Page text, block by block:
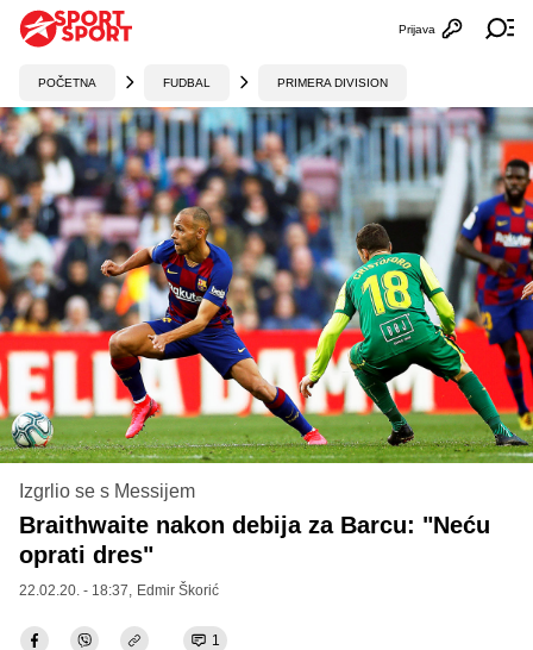
Otvori
Prijava
POČETNA FUDBAL PRIMERA DIVISION
Izgrlio se s Messijem
Braithwaite nakon debija za Barcu: "Neću
oprati dres"
22.02.20. - 18:37, Edmir Škorić
1